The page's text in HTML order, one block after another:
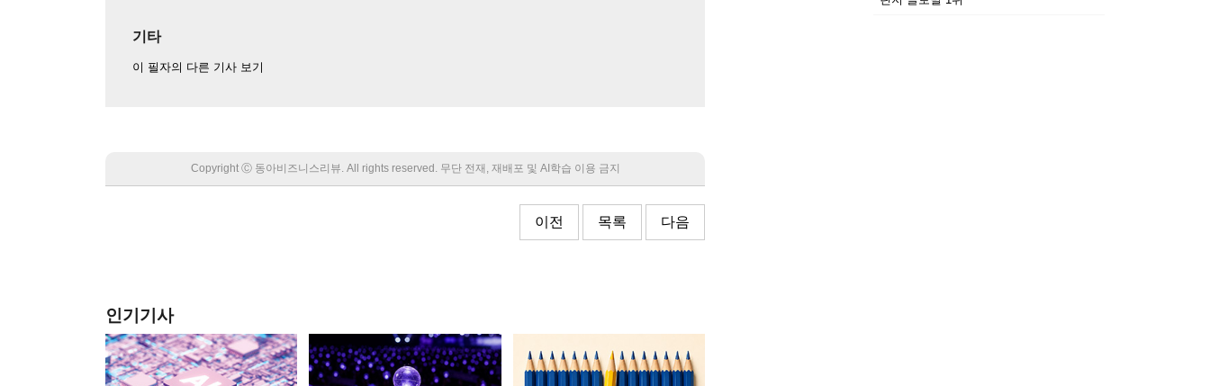
기타
이 필자의 다른 기사 보기
Copyright Ⓒ 동아비즈니스리뷰. All rights reserved. 무단 전재, 재배포 및 AI학습 이용 금지
이전 목록 다음
인기기사